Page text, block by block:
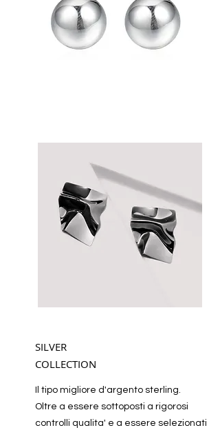
SILVER
COLLECTION
Il tipo migliore d'argento sterling.
Oltre a essere sottoposti a rigorosi
controlli qualita' e a essere selezionati